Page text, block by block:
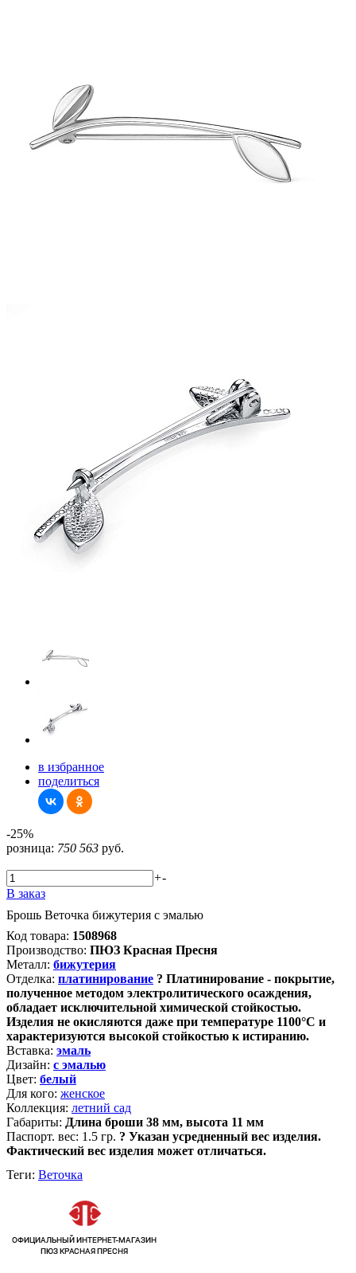
в избранное
поделиться
-25%
розница: 750 563 руб.
+-
В заказ
Брошь Веточка бижутерия с эмалью
Код товара: 1508968
Производство: ПЮЗ Красная Пресня
Металл: бижутерия
Отделка: платинирование ? Платинирование - покрытие,
полученное методом электролитического осаждения,
обладает исключительной химической стойкостью.
Изделия не окисляются даже при температуре 1100°С и
характеризуются высокой стойкостью к истиранию.
Вставка: эмаль
Дизайн: с эмалью
Цвет: белый
Для кого: женское
Коллекция: летний сад
Габариты: Длина броши 38 мм, высота 11 мм
Паспорт. вес: 1.5 гр. ? Указан усредненный вес изделия.
Фактический вес изделия может отличаться.
Теги: Веточка